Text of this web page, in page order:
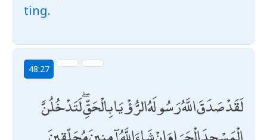
ting.
48:27
لَقَدْ صَدَقَ اللَّهُ رَسُولَهُ الرُّؤْيَا بِالْحَقِّ ۖ لَتَدْخُلُنَّ